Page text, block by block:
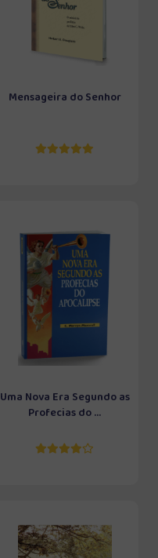
Mensageira do Senhor
Uma Nova Era Segundo as
Profecias do ...